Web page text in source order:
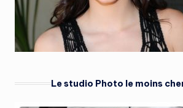
Le studio Photo le moins